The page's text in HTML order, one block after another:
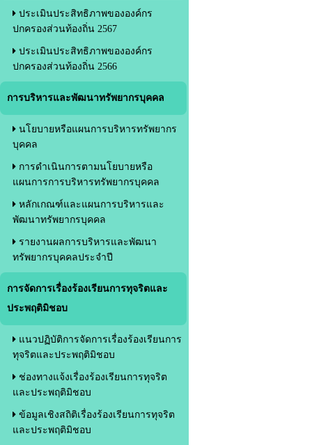
ประเมินประสิทธิภาพขององค์กร
ปกครองส่วนท้องถิ่น 2567
ประเมินประสิทธิภาพขององค์กร
ปกครองส่วนท้องถิ่น 2566
การบริหารและพัฒนาทรัพยากรบุคคล
นโยบายหรือแผนการบริหารทรัพยากร
บุคคล
การดำเนินการตามนโยบายหรือ
แผนการการบริหารทรัพยากรบุคคล
หลักเกณฑ์และแผนการบริหารและ
พัฒนาทรัพยากรบุคคล
รายงานผลการบริหารและพัฒนา
ทรัพยากรบุคคลประจำปี
การจัดการเรื่องร้องเรียนการทุจริตและ
ประพฤติมิชอบ
แนวปฏิบัติการจัดการเรื่องร้องเรียนการ
ทุจริตและประพฤติมิชอบ
ช่องทางแจ้งเรื่องร้องเรียนการทุจริต
และประพฤติมิชอบ
ข้อมูลเชิงสถิติเรื่องร้องเรียนการทุจริต
และประพฤติมิชอบ